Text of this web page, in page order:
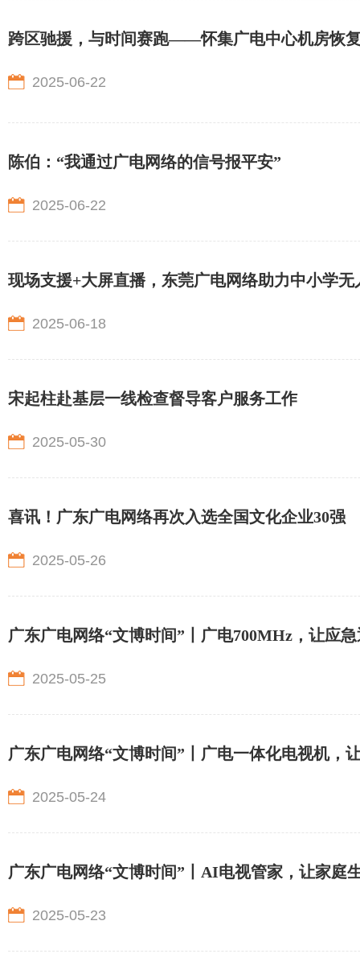
跨区驰援，与时间赛跑——怀集广电中心机房恢
2025-06-22
陈伯：“我通过广电网络的信号报平安”
2025-06-22
现场支援+大屏直播，东莞广电网络助力中小学
2025-06-18
宋起柱赴基层一线检查督导客户服务工作
2025-05-30
喜讯！广东广电网络再次入选全国文化企业30强
2025-05-26
广东广电网络“文博时间”丨广电700MHz，让应
2025-05-25
广东广电网络“文博时间”丨广电一体化电视机，
2025-05-24
广东广电网络“文博时间”丨AI电视管家，让家庭
2025-05-23